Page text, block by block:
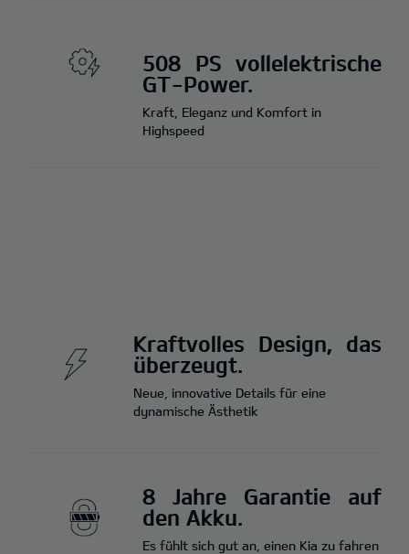
508 PS vollelektrische
GT-Power.
Kraft, Eleganz und Komfort in
Highspeed
Kraftvolles Design, das
überzeugt.
Neue, innovative Details für eine
dynamische Ästhetik
8 Jahre Garantie auf
den Akku.
Es fühlt sich gut an, einen Kia zu fahren